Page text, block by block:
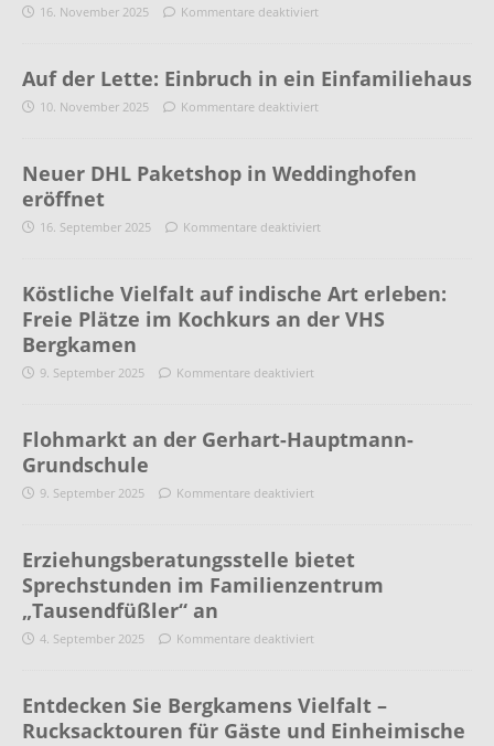
16. November 2025 Kommentare deaktiviert
Auf der Lette: Einbruch in ein Einfamiliehaus
10. November 2025 Kommentare deaktiviert
Neuer DHL Paketshop in Weddinghofen
eröffnet
16. September 2025 Kommentare deaktiviert
Köstliche Vielfalt auf indische Art erleben:
Freie Plätze im Kochkurs an der VHS
Bergkamen
9. September 2025 Kommentare deaktiviert
Flohmarkt an der Gerhart-Hauptmann-
Grundschule
9. September 2025 Kommentare deaktiviert
Erziehungsberatungsstelle bietet
Sprechstunden im Familienzentrum
„Tausendfüßler“ an
4. September 2025 Kommentare deaktiviert
Entdecken Sie Bergkamens Vielfalt –
Rucksacktouren für Gäste und Einheimische